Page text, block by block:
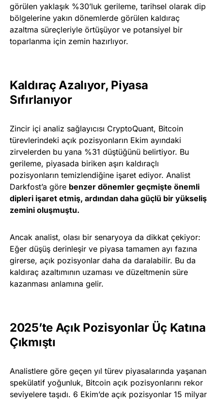
görülen yaklaşık %30’luk gerileme, tarihsel olarak dip
bölgelerine yakın dönemlerde görülen kaldıraç
azaltma süreçleriyle örtüşüyor ve potansiyel bir
toparlanma için zemin hazırlıyor.
Kaldıraç Azalıyor, Piyasa
Sıfırlanıyor
Zincir içi analiz sağlayıcısı CryptoQuant, Bitcoin
türevlerindeki açık pozisyonların Ekim ayındaki
zirvelerden bu yana %31 düştüğünü belirtiyor. Bu
gerileme, piyasada biriken aşırı kaldıraçlı
pozisyonların temizlendiğine işaret ediyor. Analist
Darkfost’a göre benzer dönemler geçmişte önemli
dipleri işaret etmiş, ardından daha güçlü bir yükseliş
zemini oluşmuştu.
Ancak analist, olası bir senaryoya da dikkat çekiyor:
Eğer düşüş derinleşir ve piyasa tamamen ayı fazına
girerse, açık pozisyonlar daha da daralabilir. Bu da
kaldıraç azaltımının uzaması ve düzeltmenin süre
kazanması anlamına gelir.
2025’te Açık Pozisyonlar Üç Katına
Çıkmıştı
Analistlere göre geçen yıl türev piyasalarında yaşanan
spekülatif yoğunluk, Bitcoin açık pozisyonlarını rekor
seviyelere taşıdı. 6 Ekim’de açık pozisyonlar 15 milyar